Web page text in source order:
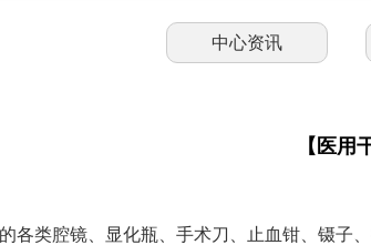
中心资讯
【医用
各类腔镜、显化瓶、手术刀、止血钳、镊子